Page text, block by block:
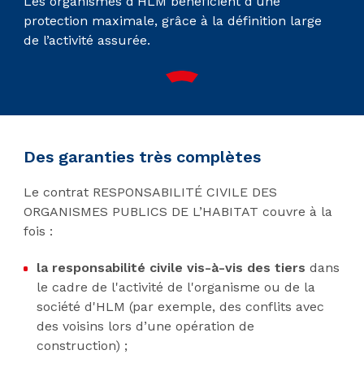
protection maximale, grâce à la définition large
de l’activité assurée.
Des garanties très complètes
Le contrat RESPONSABILITÉ CIVILE DES
ORGANISMES PUBLICS DE L’HABITAT couvre à la
fois :
la responsabilité civile vis-à-vis des tiers dans
le cadre de l'activité de l'organisme ou de la
société d'HLM (par exemple, des conflits avec
des voisins lors d’une opération de
construction) ;